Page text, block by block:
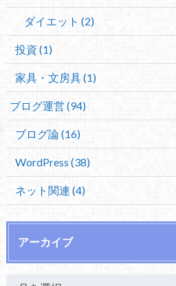
ダイエット (2)
投資 (1)
家具・文房具 (1)
ブログ運営 (94)
ブログ論 (16)
WordPress (38)
ネット関連 (4)
アーカイブ